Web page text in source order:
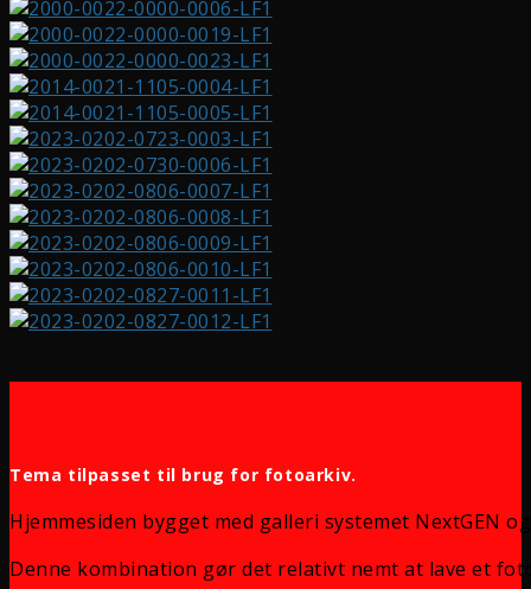
Tema tilpasset til brug for fotoarkiv.
Hjemmesiden bygget med galleri systemet NextGEN
Denne kombination gør det relativt nemt at lave et